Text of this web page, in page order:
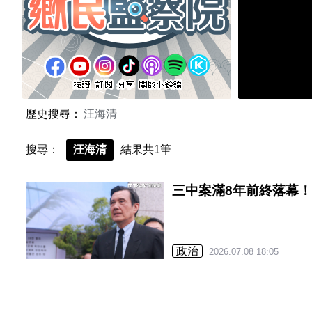
歷史搜尋： 汪海清
搜尋： 汪海清 結果共1筆
三中案滿8年前終落幕
政治 2026.07.08 18:05